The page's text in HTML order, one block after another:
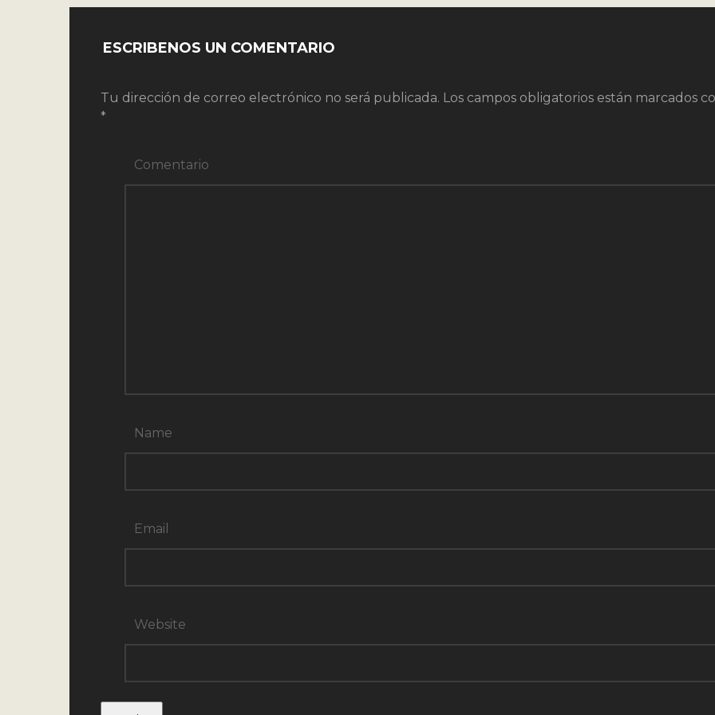
ESCRIBENOS UN COMENTARIO
Tu dirección de correo electrónico no será publicada. Los campos obligatorios están marcados
*
Comentario
Name
Email
Website